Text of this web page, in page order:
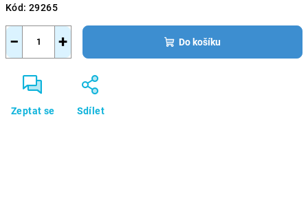
Kód: 29265
+
− Do košíku
Zeptat se Sdílet